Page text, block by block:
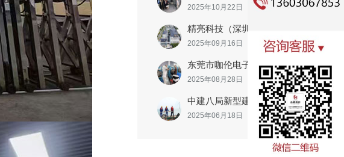
2025年10月22日
精亮科技（深圳）有限公司
2025年09月16日
东莞市咖伦电子有限公司
2025年08月28日
中建八局新型建造工程有限公司
2025年06月18日